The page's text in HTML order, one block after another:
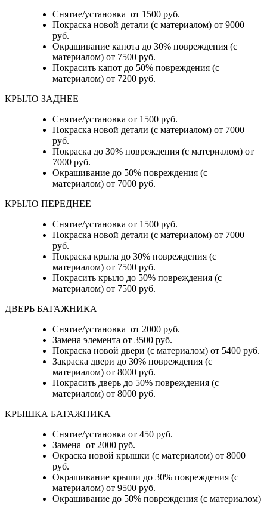
Снятие/установка от 1500 руб.
Покраска новой детали (с материалом) от 9000
руб.
Окрашивание капота до 30% повреждения (с
материалом) от 7500 руб.
Покрасить капот до 50% повреждения (с
материалом) от 7200 руб.
КРЫЛО ЗАДНЕЕ
Снятие/установка от 1500 руб.
Покраска новой детали (с материалом) от 7000
руб.
Покраска до 30% повреждения (с материалом) от
7000 руб.
Окрашивание до 50% повреждения (с
материалом) от 7000 руб.
КРЫЛО ПЕРЕДНЕЕ
Снятие/установка от 1500 руб.
Покраска новой детали (с материалом) от 7000
руб.
Покраска крыла до 30% повреждения (с
материалом) от 7500 руб.
Покрасить крыло до 50% повреждения (с
материалом) от 7500 руб.
ДВЕРЬ БАГАЖНИКА
Снятие/установка от 2000 руб.
Замена элемента от 3500 руб.
Покраска новой двери (с материалом) от 5400 руб.
Закраска двери до 30% повреждения (с
материалом) от 8000 руб.
Покрасить дверь до 50% повреждения (с
материалом) от 8000 руб.
КРЫШКА БАГАЖНИКА
Снятие/установка от 450 руб.
Замена от 2000 руб.
Окраска новой крышки (с материалом) от 8000
руб.
Окрашивание крыши до 30% повреждения (с
материалом) от 9500 руб.
Окрашивание до 50% повреждения (с материалом)